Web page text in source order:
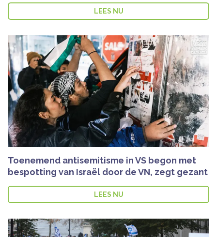
LEES NU
Toenemend antisemitisme in VS begon met
bespotting van Israël door de VN, zegt gezant
LEES NU